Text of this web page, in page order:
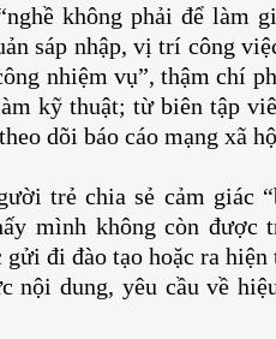
không phải để làm
sáp nhập, vị trí công
nhiệm vụ”, thậm chí
kỹ thuật; từ biên tập
dõi báo cáo mạng xã
trẻ chia sẻ cảm giác
mình không còn được
gửi đi đào tạo hoặc ra
nội dung, yêu cầu về